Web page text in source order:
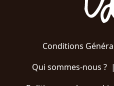
Conditions
Qui sommes-nous ?|